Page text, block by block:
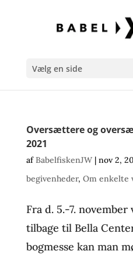
Vælg en side
Oversættere og
2021
afBabelfiskenJW| nov 2,
begivenheder, Om
Fra d. 5.-7.
tilbage til Bella
bogmesse kan man